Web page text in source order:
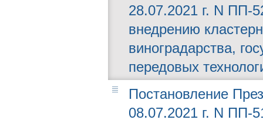
28.07.2021 г. N ПП-
внедрению
виноградарства,
передовых
Постановление
08.07.2021 г. N ПП-